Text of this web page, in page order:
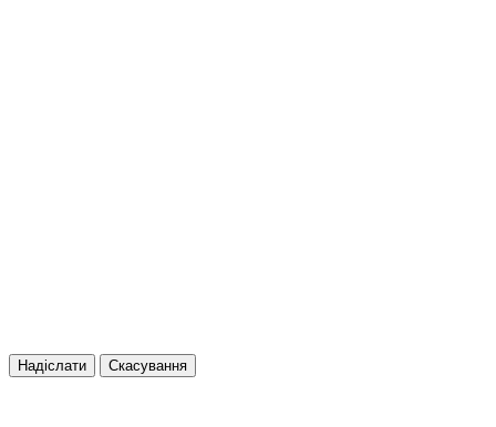
Надіслати Скасування